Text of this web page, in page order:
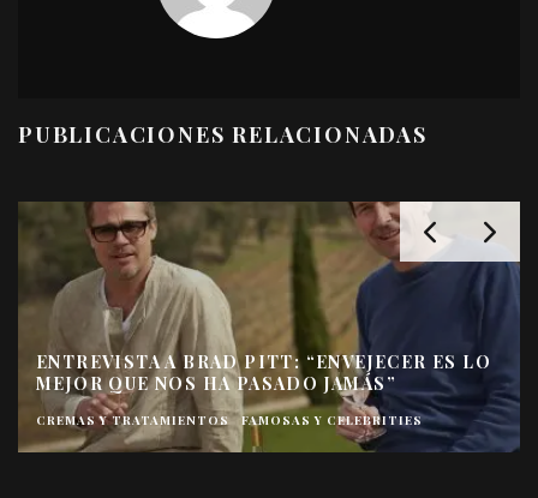
PUBLICACIONES RELACIONADAS
ENTREVISTA A BRAD PITT: “ENVEJECER ES LO
MEJOR QUE NOS HA PASADO JAMÁS”
CREMAS Y TRATAMIENTOS FAMOSAS Y CELEBRITIES